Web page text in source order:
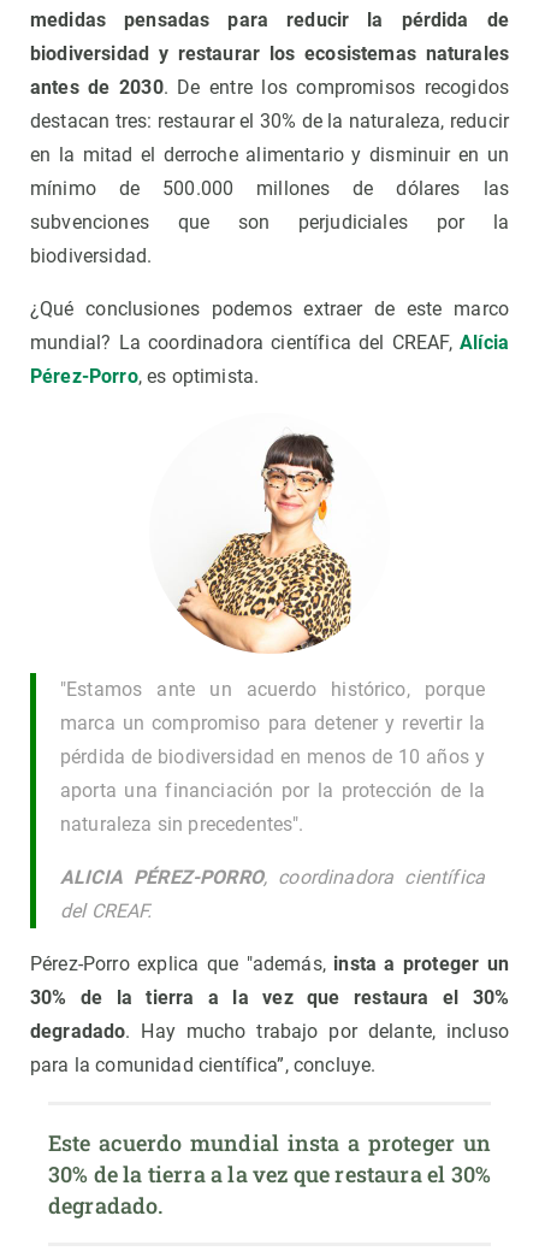
medidas pensadas para reducir la pérdida de
biodiversidad y restaurar los ecosistemas naturales
antes de 2030. De entre los compromisos recogidos
destacan tres: restaurar el 30% de la naturaleza, reducir
en la mitad el derroche alimentario y disminuir en un
mínimo de 500.000 millones de dólares las
subvenciones que son perjudiciales por la
biodiversidad.
¿Qué conclusiones podemos extraer de este marco
mundial? La coordinadora científica del CREAF,Alícia
Pérez-Porro, es optimista.
"Estamos ante un acuerdo histórico, porque
marca un compromiso para detener y revertir la
pérdida de biodiversidad en menos de 10 años y
aporta una financiación por la protección de la
naturaleza sin precedentes".
ALICIA PÉREZ-PORRO, coordinadora científica
del CREAF.
Pérez-Porro explica que "además, insta a proteger un
30% de la tierra a la vez que restaura el 30%
degradado. Hay mucho trabajo por delante, incluso
para la comunidad científica”, concluye.
Este acuerdo mundial insta a proteger un
30% de la tierra a la vez que restaura el 30%
degradado.